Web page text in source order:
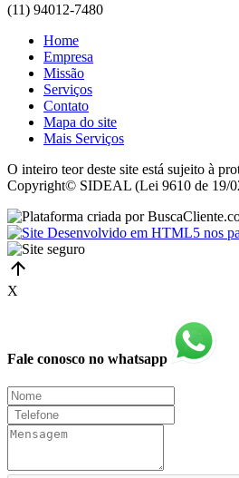
(11) 94012-7480
Home
Empresa
Missão
Serviços
Contato
Mapa do site
Mais Serviços
O inteiro teor deste site está sujeito à
Copyright© SIDEAL (Lei 9610 de 19/
X
Fale conosco no whatsapp